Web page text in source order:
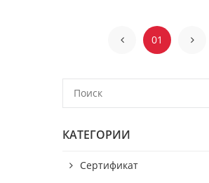
КАТЕГОРИИ
Сертификат
01